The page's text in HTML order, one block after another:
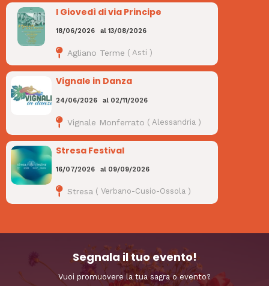
I Giovedì di via Principe
18/06/2026 al 13/08/2026
Agliano Terme ( Asti )
Vignale in Danza
24/06/2026 al 02/11/2026
Vignale Monferrato ( Alessandria )
Stresa Festival
16/07/2026 al 09/09/2026
Stresa ( Verbano-Cusio-Ossola)
Segnala il tuo evento!
Vuoi promuovere la tua sagra o evento?